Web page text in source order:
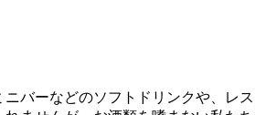
バーなどのソフトドリンクや、レ